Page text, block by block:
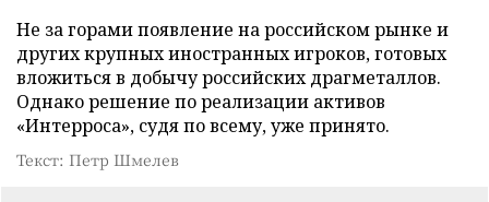
Не за горами появление на российском рынке и
других крупных иностранных игроков, готовых
вложиться в добычу российских драгметаллов.
Однако решение по реализации активов
«Интерроса», судя по всему, уже принято.
Текст: Петр Шмелев